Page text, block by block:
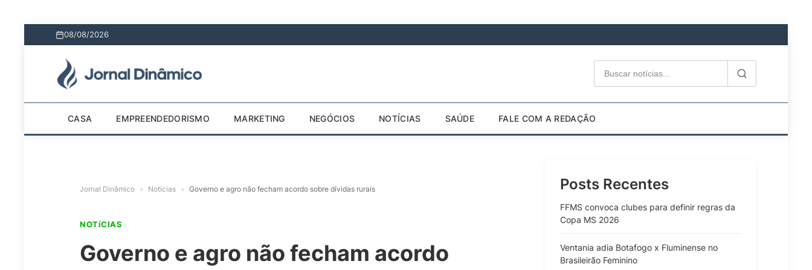
08/08/2026
CASA EMPREENDEDORISMO MARKETING NEGÓCIOS NOTÍCIAS SAÚDE FALE COM A REDAÇÃO
Jornal Dinâmico » Notícias » Governo e agro não fecham acordo sobre dívidas rurais
NOTíCIAS
Governo e agro não fecham acordo
Posts Recentes
FFMS convoca clubes para definir regras da
Copa MS 2026
Ventania adia Botafogo x Fluminense no
Brasileirão Feminino